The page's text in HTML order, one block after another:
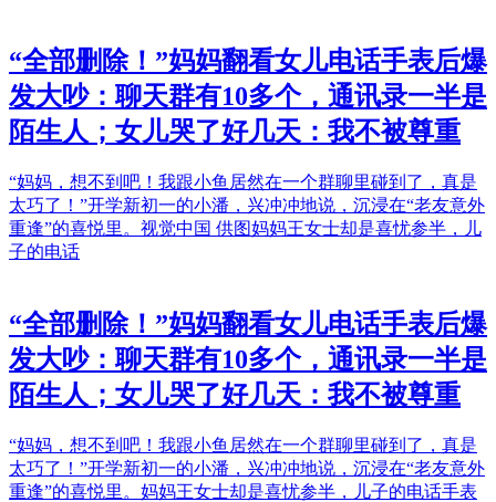
“全部删除！”妈妈翻看女儿电话手表后爆
发大吵：聊天群有10多个，通讯录一半是
陌生人；女儿哭了好几天：我不被尊重
“妈妈，想不到吧！我跟小鱼居然在一个群聊里碰到了，真是
太巧了！”开学新初一的小潘，兴冲冲地说，沉浸在“老友意外
重逢”的喜悦里。视觉中国 供图妈妈王女士却是喜忧参半，儿
子的电话
“全部删除！”妈妈翻看女儿电话手表后爆
发大吵：聊天群有10多个，通讯录一半是
陌生人；女儿哭了好几天：我不被尊重
“妈妈，想不到吧！我跟小鱼居然在一个群聊里碰到了，真是
太巧了！”开学新初一的小潘，兴冲冲地说，沉浸在“老友意外
重逢”的喜悦里。妈妈王女士却是喜忧参半，儿子的电话手表